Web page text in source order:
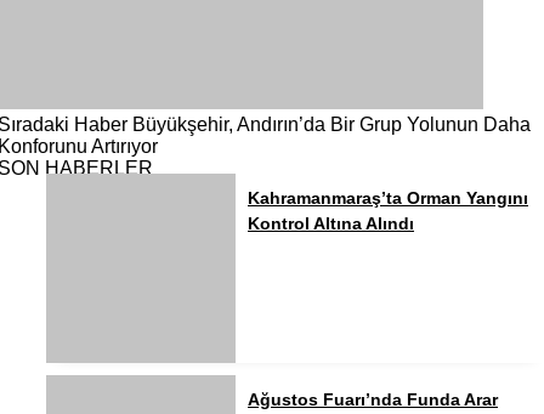
Haber Büyükşehir, Andırın’da Bir Grup Yolunun Daha
Artırıyor
HABERLER
Kahramanmaraş’ta Orman Yangını
Kontrol Altına Alındı
Ağustos Fuarı’nda Funda Arar